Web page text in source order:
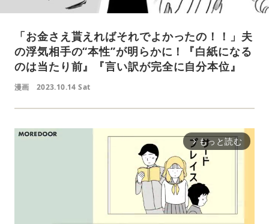
「お金さえ貰えればそれでよかったの！！」夫
の浮気相手の“本性”が明らかに！『白紙になる
のは当たり前』『言い訳が完全に自分本位』
漫画 2023.10.14 Sat
arrow_forward_ios もっと読む